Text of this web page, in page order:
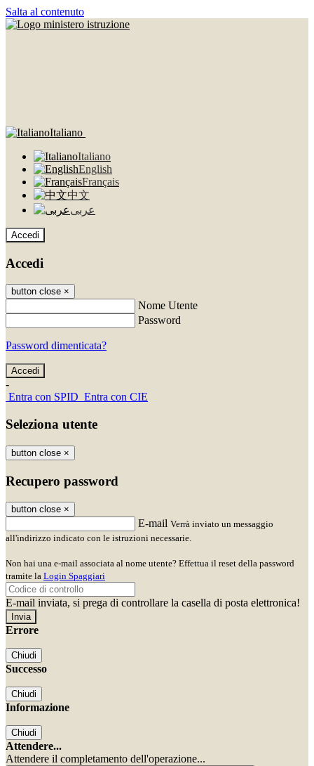
Salta al contenuto
Italiano
Italiano
English
Français
中文
عربى
Accedi
Accedi
button close ×
Nome Utente
Password
Password dimenticata?
-
Entra con SPID Entra con CIE
Seleziona utente
button close ×
Recupero password
button close ×
E-mail Verrà inviato un messaggio
all'indirizzo indicato con le istruzioni necessarie.
Non hai una e-mail associata al nome utente? Effettua il reset della password
tramite la Login Spaggiari
E-mail inviata, si prega di controllare la casella di posta elettronica!
Errore
Chiudi
Successo
Chiudi
Informazione
Chiudi
Attendere...
Attendere il completamento dell'operazione...